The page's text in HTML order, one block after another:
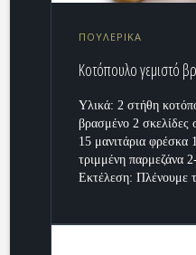
ΠΟΥΛΕΡΙΚΑ
Kοτόπουλο γεμιστό
Yλικά: 2 στήθη
βρασμένο 2
15 μανιτάρια φρέσκα
τριμμένη παρμεζάνα
Εκτέλεση: Πλένουμε